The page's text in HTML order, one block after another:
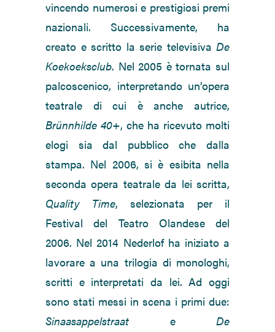
vincendo numerosi e prestigiosi premi
nazionali. Successivamente, ha
creato e scritto la serie televisiva De
Koekoeksclub. Nel 2005 è tornata sul
palcoscenico, interpretando un’opera
teatrale di cui è anche autrice,
Brünnhilde 40+, che ha ricevuto molti
elogi sia dal pubblico che dalla
stampa. Nel 2006, si è esibita nella
seconda opera teatrale da lei scritta,
Quality Time, selezionata per il
Festival del Teatro Olandese del
2006. Nel 2014 Nederlof ha iniziato a
lavorare a una trilogia di monologhi,
scritti e interpretati da lei. Ad oggi
sono stati messi in scena i primi due:
Sinaasappelstraat e De